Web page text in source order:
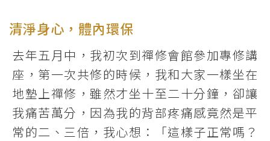
清淨身心，體內環保
去年五月中，我初次到禪修會館參加專修講
座，第一次共修的時候，我和大家一樣坐在
地墊上禪修，雖然才坐十至二十分鐘，卻讓
我痛苦萬分，因為我的背部疼痛感竟然是平
常的二、三倍，我心想：「這樣子正常嗎？